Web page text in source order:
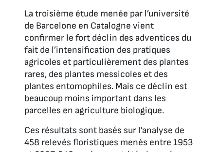
La troisième étude menée par l’université
de Barcelone en Catalogne vient
confirmer le fort déclin des adventices du
fait de l’intensification des pratiques
agricoles et particulièrement des plantes
rares, des plantes messicoles et des
plantes entomophiles. Mais ce déclin est
beaucoup moins important dans les
parcelles en agriculture biologique.
Ces résultats sont basés sur l’analyse de
458 relevés floristiques menés entre 1953